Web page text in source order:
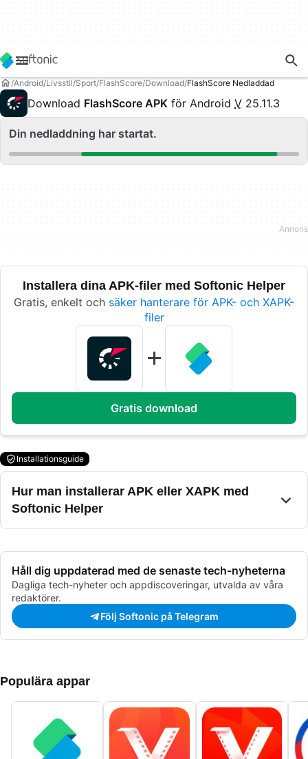
Android Livsstil Sport FlashScore Download FlashScore Nedladdad
Download FlashScore APK för Android V 25.11.3
Din nedladdning har startat.
Installera dina APK-filer med Softonic Helper
Gratis, enkelt och säker hanterare för APK- och XAPK-
filer
Gratis download
Installationsguide
Hur man installerar APK eller XAPK med
Softonic Helper
Håll dig uppdaterad med de senaste tech-nyheterna
Dagliga tech-nyheter och appdiscoveringar, utvalda av våra
redaktörer.
Följ Softonic på Telegram
Populära appar